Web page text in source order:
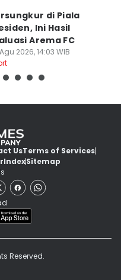
di Piala
Ini Hasil
Arema FC
2026, 14:03 WIB
UsTerms of Services
IndexSitemap
Reserved.